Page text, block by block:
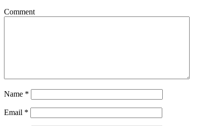
Comment
Name *
Email *